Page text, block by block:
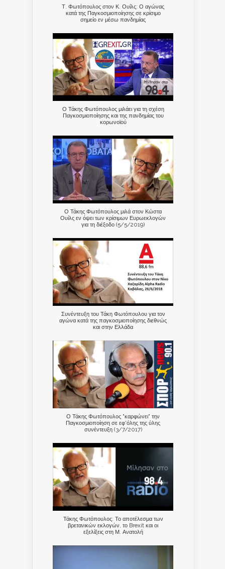
Τ. Φωτόπουλος στον Κ. Ουίλς: Ο αγώνας
κατά της Παγκοσμιοποίησης σε κρίσιμο
σημείο εν μέσω πανδημίας
Ο Τάκης Φωτόπουλος μιλάει για τη σχέση
Παγκοσμιοποίησης και της πανδημίας του
κορωνοϊού
Ο Τάκης Φωτόπουλος μιλά στον Κώστα
Ουίλς εν όψει των κρίσιμων Ευρωεκλογών
για τη διέξοδο (5/5/2019)
Συνέντευξη του Τάκη Φωτόπουλου για τον
αγώνα κατά της παγκοσμιοποίησης διεθνώς
και στην Ελλάδα
Ο Τάκης Φωτόπουλος "καρφώνει" την
Παγκοσμιοποίηση σε εφ'όλης της ύλης
συνέντευξη (3/7/2017)
Τάκης Φωτόπουλος: Το αποτέλεσμα των
βρετανικών εκλογών, το Brexit και οι
εξελίξεις στη Μ. Ανατολή